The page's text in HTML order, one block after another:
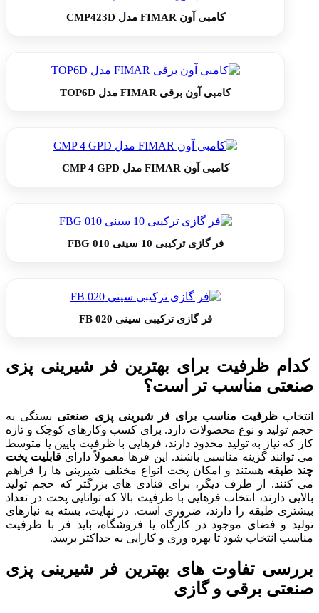
کامبی آون FIMAR مدل CMP423D
کامبی آون برقی FIMAR مدل TOP6D
کامبی آون FIMAR مدل CMP 4 GPD
فر گازی ترکیبی 10 سینی 010 FBG
فر گازی ترکیبی سینی 020 FB
کدام ظرفیت برای بهترین فر شیرینی پزی
صنعتی مناسب تر است؟
انتخابظرفیت مناسب برای فر شیرینی پزی صنعتی بستگی به
حجم تولید و نوع محصولات دارد. برای کسب وکارهای کوچک و تازه
کار که نیاز به تولید محدود دارند، فرهایی با ظرفیت پایین یا متوسط
می توانند گزینه مناسبی باشند. این فرها معمولاً دارای قابلیت پخت
چند طبقه هستند و امکان پخت انواع مختلف شیرینی ها را فراهم
می کنند. از طرف دیگر، برای قنادی های بزرگتر که حجم تولید
بالایی دارند، انتخاب فرهایی با ظرفیت بالا که توانایی پخت در تعداد
بیشتری طبقه را دارند، ضروری است. در نهایت، بسته به نیازهای
تولید و فضای موجود در کارگاه یا فروشگاه، باید فر با ظرفیت
مناسب انتخاب شود تا بهره وری و کارایی به حداکثر برسد.
بررسی تفاوت های بهترین فر شیرینی پزی
صنعتی برقی و گازی